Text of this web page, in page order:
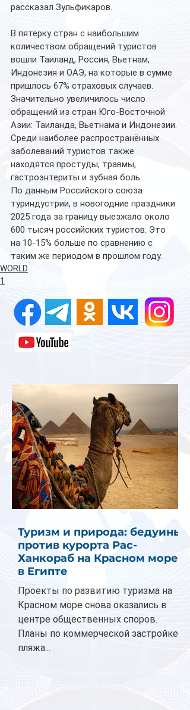
рассказал Зульфикаров.
В пятёрку стран с наибольшим
количеством обращений туристов
вошли Таиланд, Россия, Вьетнам,
Индонезия и ОАЭ, на которые в сумме
пришлось 67% страховых случаев.
Значительно увеличилось число
обращений из стран Юго-Восточной
Азии: Таиланда, Вьетнама и Индонезии.
Среди наиболее распространённых
заболеваний туристов также
находятся простуды, травмы,
гастроэнтериты и зубная боль.
По данным Российского союза
туриндустрии, в новогодние праздники
2025 года за границу выезжало около
600 тысяч российских туристов. Это
на 10-15% больше по сравнению с
таким же периодом в прошлом году.
WORLD
1
Туризм и природа: бедуины
против курорта Рас-
Ханкораб на Красном море
в Египте
Проекты по развитию туризма на
Красном море снова оказались в
центре общественных споров.
Планы по коммерческой застройке
пляжа...